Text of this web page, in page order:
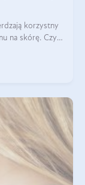
korzystny
na skórę. Czy